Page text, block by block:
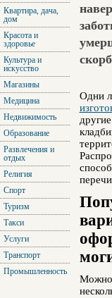
Квартира, дача,
дом
Красота и
здоровье
Культура и
искусство
Магазины
Медицина
Недвижимость
Образование
Развлечения и
отдых
Религия
Спорт
Туризм
Такси
Услуги
Транспорт
Промышленность
Одни
Можно